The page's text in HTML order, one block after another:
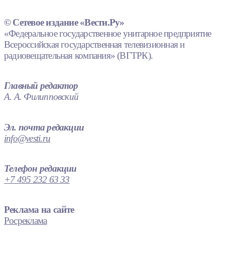
© Сетевое издание «Вести.Ру»
«Федеральное государственное унитарное предприятие
Всероссийская государственная телевизионная и
радиовещательная компания» (ВГТРК).
Главный редактор
А. А. Филипповский
Эл. почта редакции
info@vesti.ru
Телефон редакции
+7 495 232 63 33
Реклама на сайте
Росреклама